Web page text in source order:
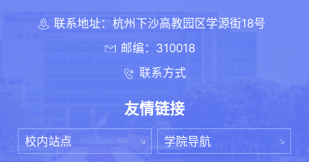
联系地址：杭州下沙高教园区学源街18号
邮编：310018
联系方式
友情链接
校内站点 学院导航